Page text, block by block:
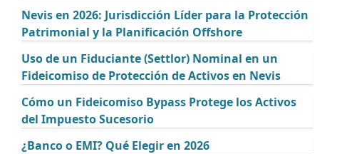
Nevis en 2026: Jurisdicción Líder para la Protección
Patrimonial y la Planificación Offshore
Uso de un Fiduciante (Settlor) Nominal en un
Fideicomiso de Protección de Activos en Nevis
Cómo un Fideicomiso Bypass Protege los Activos
del Impuesto Sucesorio
¿Banco o EMI? Qué Elegir en 2026